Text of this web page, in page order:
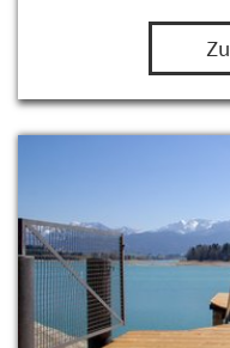
herrliche Blick auf